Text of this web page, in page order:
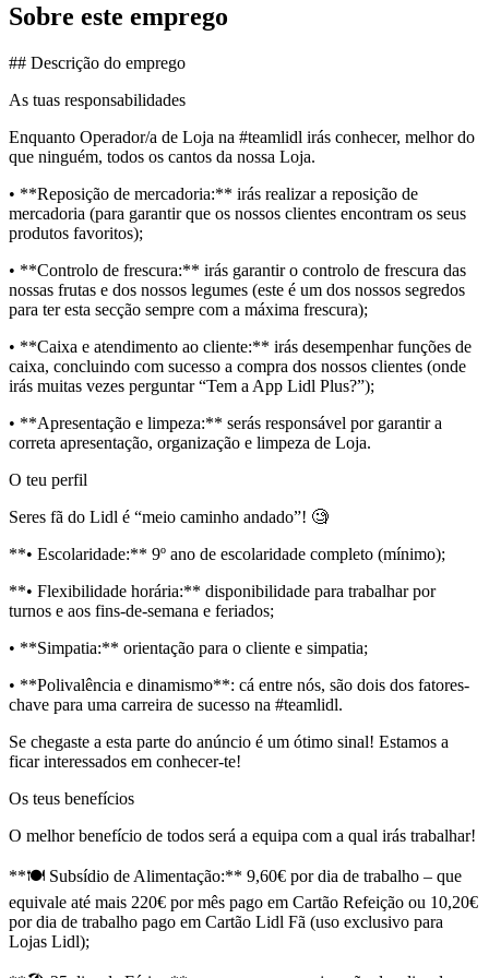
Sobre este emprego
## Descrição do emprego
As tuas responsabilidades
Enquanto Operador/a de Loja na #teamlidl irás conhecer, melhor do
que ninguém, todos os cantos da nossa Loja.
• **Reposição de mercadoria:** irás realizar a reposição de
mercadoria (para garantir que os nossos clientes encontram os seus
produtos favoritos);
• **Controlo de frescura:** irás garantir o controlo de frescura das
nossas frutas e dos nossos legumes (este é um dos nossos segredos
para ter esta secção sempre com a máxima frescura);
• **Caixa e atendimento ao cliente:** irás desempenhar funções de
caixa, concluindo com sucesso a compra dos nossos clientes (onde
irás muitas vezes perguntar “Tem a App Lidl Plus?”);
• **Apresentação e limpeza:** serás responsável por garantir a
correta apresentação, organização e limpeza de Loja.
O teu perfil
Seres fã do Lidl é “meio caminho andado”! 🧐
**• Escolaridade:** 9º ano de escolaridade completo (mínimo);
**• Flexibilidade horária:** disponibilidade para trabalhar por
turnos e aos fins-de-semana e feriados;
• **Simpatia:** orientação para o cliente e simpatia;
• **Polivalência e dinamismo**: cá entre nós, são dois dos fatores-
chave para uma carreira de sucesso na #teamlidl.
Se chegaste a esta parte do anúncio é um ótimo sinal! Estamos a
ficar interessados em conhecer-te!
Os teus benefícios
O melhor benefício de todos será a equipa com a qual irás trabalhar!
**🍽️ Subsídio de Alimentação:** 9,60€ por dia de trabalho – que
equivale até mais 220€ por mês pago em Cartão Refeição ou 10,20€
por dia de trabalho pago em Cartão Lidl Fã (uso exclusivo para
Lojas Lidl);